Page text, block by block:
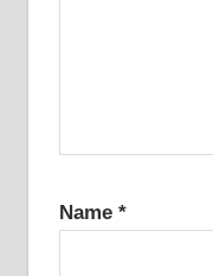
Name *